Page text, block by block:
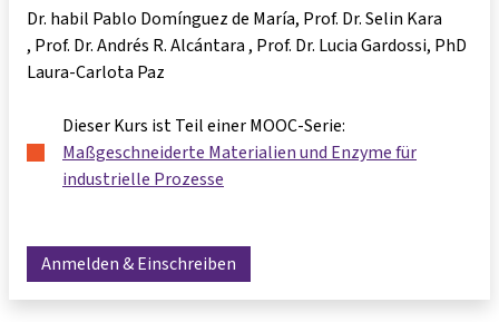
Dr. habil Pablo Domínguez de María Prof. Dr. Selin Kara
Prof. Dr. Andrés R. Alcántara Prof. Dr. Lucia Gardossi PhD
Laura-Carlota Paz
Dieser Kurs ist Teil einer MOOC-Serie:
Maßgeschneiderte Materialien und Enzyme für
industrielle Prozesse
Anmelden & Einschreiben